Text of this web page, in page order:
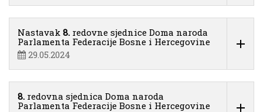
Nastavak 8. redovne sjednice Doma naroda
Parlamenta Federacije Bosne i Hercegovine
29.05.2024
8. redovna sjednica Doma naroda
Parlamenta Federacije Bosne i Hercegovine